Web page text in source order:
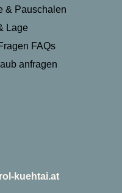
& Pauschalen
Lage
FAQs
anfragen
kuehtai.at